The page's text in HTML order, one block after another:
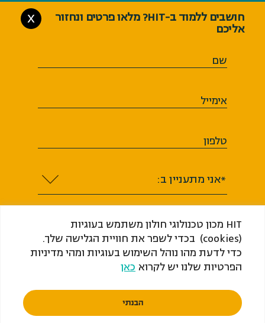
HIT מכון טכנולוגי חולון משתמש בעוגיות
(cookies) בכדי לשפר את חוויית הגלישה שלך.
כדי לדעת מהו נוהל השימוש בעוגיות ומהי מדיניות
הפרטיות שלנו יש לקרוא כאן
הבנתי
חושבים ללמוד ב-HIT? מלאו פרטים ונחזור
אליכם
X
שם
אימייל
טלפון
*אני מתעניין ב:
בזק ושידורים (תיקון מס’ 40), התשס"ח–2008